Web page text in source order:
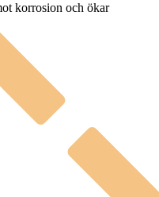
korrosion och ökar